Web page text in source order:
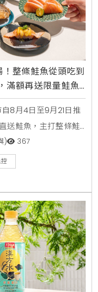
整條鮭魚從頭吃到
滿額再送限量鮭魚
8月4日至9月21日推
送鮭魚，主打整條鮭
鮮嫩鮭魚肚生魚片，
鮭魚與鮭魚卵黑糖霜
消費滿額再贈送限量
) 367